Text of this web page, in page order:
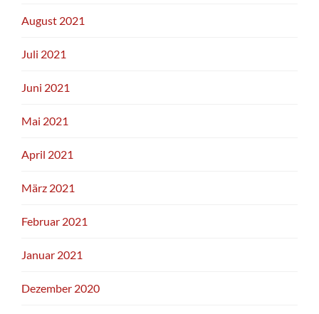
August 2021
Juli 2021
Juni 2021
Mai 2021
April 2021
März 2021
Februar 2021
Januar 2021
Dezember 2020